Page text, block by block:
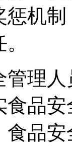
机
管理
食品
食品